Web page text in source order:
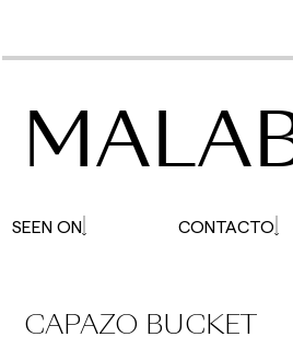
CAPAZO BUCKET
SEEN ON CONTACTO